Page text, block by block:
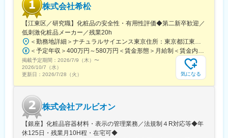
・仕事に必要な知識もスキルも、OJT形式でイチからお教えしま
す。たとえば、図面の読み書き（CADの使い方）はもちろんのこ
と、成形機の基本的な使い方や開発の考え方など、習熟度を見な
がらしっかり育てていきます。
・研修期間は特に定めていませんので、じっくりと成長していた
だけたらと思います。また、特許の資格（知的財産管理技能2級ま
で）の取得も目指していただきます。過去問などの書籍は社内に
保管しております。分からないことは、なんでもお答えしますの
で焦らず一緒にできる幅を拡げていきましょう。
■働き方：◎WLB充実して働けます◎
・年間休日120日／完全週休二日制（土日休み）
・残業月5H程度
変更の範囲：会社の定める業務
株式会社希松
【江東区／研究職】化粧品の安全性・有用性評価◆第二新卒歓迎／
低刺激化粧品メーカー／残業20h
掲載予定期間： 2026/7/9（木） 〜
2026/10/7（水）
更新日： 2026/7/28（火） 気になる
株式会社アルビオン
【銀座】化粧品容器材料・表示の管理業務／法規制４R対応等◆年
休125日・残業月10H程・在宅可◆